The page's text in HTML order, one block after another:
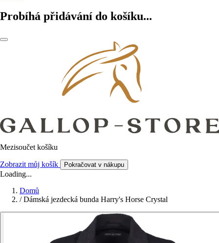
Probíhá přidávání do košíku...
Mezisoučet košíku
Zobrazit můj košík Pokračovat v nákupu
Loading...
Domů
/ Dámská jezdecká bunda Harry's Horse Crystal